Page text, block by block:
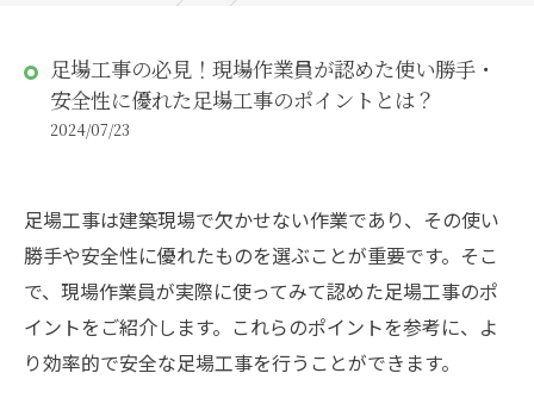
足場工事の必見！現場作業員が認めた使い勝手・
安全性に優れた足場工事のポイントとは？
2024/07/23
足場工事は建築現場で欠かせない作業であり、その使い
勝手や安全性に優れたものを選ぶことが重要です。そこ
で、現場作業員が実際に使ってみて認めた足場工事のポ
イントをご紹介します。これらのポイントを参考に、よ
り効率的で安全な足場工事を行うことができます。